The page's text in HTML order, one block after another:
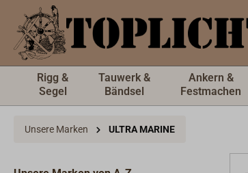
springen
Rigg &
Segel
Tauwerk &
Bändsel
Ankern &
Festmachen
Unsere Marken ULTRA MARINE